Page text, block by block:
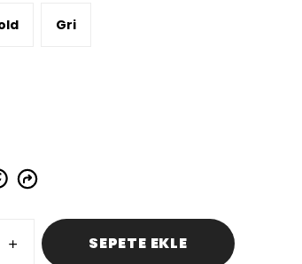
Gri
SEPETE EKLE